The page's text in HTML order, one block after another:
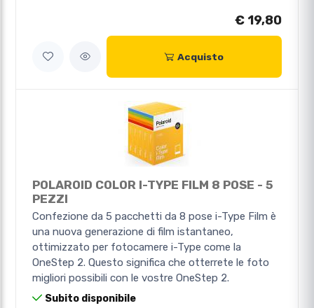
€ 19,80
Acquisto
POLAROID COLOR I-TYPE FILM 8 POSE - 5
PEZZI
Confezione da 5 pacchetti da 8 pose i-Type Film è
una nuova generazione di film istantaneo,
ottimizzato per fotocamere i-Type come la
OneStep 2. Questo significa che otterrete le foto
migliori possibili con le vostre OneStep 2.
Subito disponibile